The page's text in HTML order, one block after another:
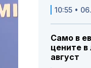
10:55 •
Само в
цените в
август